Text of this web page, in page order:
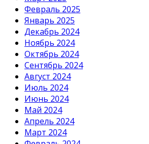
Февраль 2025
Январь 2025
Декабрь 2024
Ноябрь 2024
Октябрь 2024
Сентябрь 2024
Август 2024
Июль 2024
Июнь 2024
Май 2024
Апрель 2024
Март 2024